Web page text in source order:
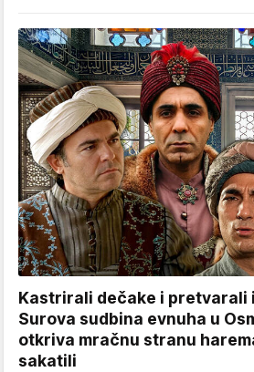
Kastrirali dečake i pretvarali
Surova sudbina evnuha u
otkriva mračnu stranu
sakatili